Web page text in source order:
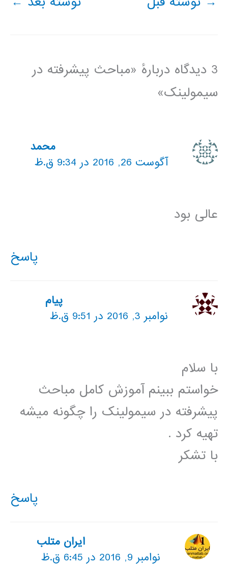
3 دیدگاه دربارهٔ «مباحث پیشرفته در
سیمولینک»
محمد
آگوست 26, 2016 در 9:34 ق.ظ
عالی بود
پاسخ
پیام
نوامبر 3, 2016 در 9:51 ق.ظ
با سلام
خواستم ببینم آموزش کامل مباحث
پیشرفته در سیمولینک را چگونه میشه
تهیه کرد .
با تشکر
پاسخ
ایران متلب
نوامبر 9, 2016 در 6:45 ق.ظ